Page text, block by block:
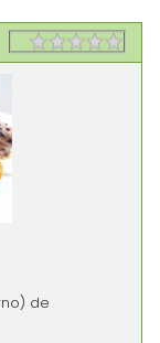
Rating
de